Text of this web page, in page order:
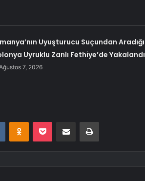
Uyuşturucu Suçundan Aradığı
Uyruklu Zanlı Fethiye’de Yakalandı
7, 2026
VKontakteOdnoklassniki
Pocket E-Posta ile paylaş Yazdır